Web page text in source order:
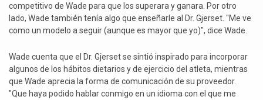
competitivo de Wade para que los superara y ganara. Por otro
lado, Wade también tenía algo que enseñarle al Dr. Gjerset. "Me ve
como un modelo a seguir (aunque es mayor que yo)", dice Wade.
Wade cuenta que el Dr. Gjerset se sintió inspirado para incorporar
algunos de los hábitos dietarios y de ejercicio del atleta, mientras
que Wade aprecia la forma de comunicación de su proveedor.
"Que haya podido hablar conmigo en un idioma con el que me